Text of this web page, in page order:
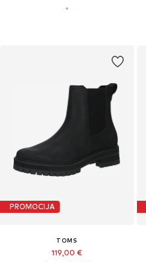
PROMOCIJA
TOMS
119,00 €